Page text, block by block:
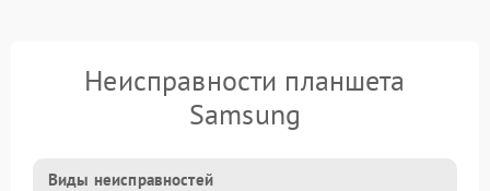
Неисправности планшета
Samsung
Виды неисправностей